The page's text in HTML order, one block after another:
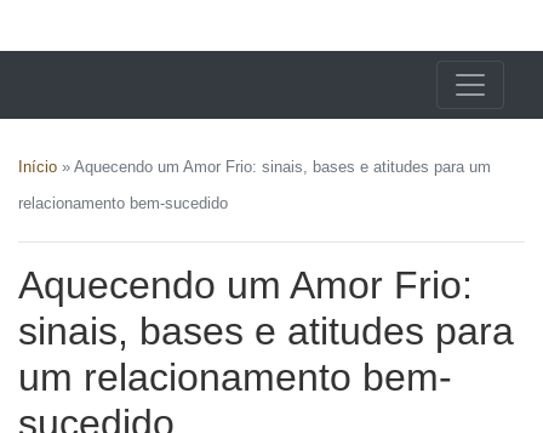
Início » Aquecendo um Amor Frio: sinais, bases e atitudes para um
relacionamento bem-sucedido
Aquecendo um Amor Frio:
sinais, bases e atitudes para
um relacionamento bem-
sucedido